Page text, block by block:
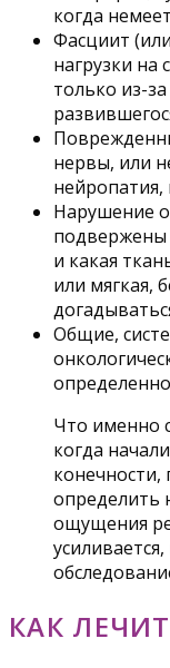
когда
Фасциит
нагрузки на
только из-
нервы, или
нейропатия,
Нарушение
подвержены
и какая
или мягкая,
Общие,
Что именно
когда
определить
ощущения
КАК